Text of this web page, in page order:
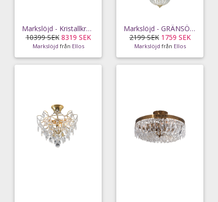
Markslöjd - Kristallkrona HIDDEN GEM 6L - Transparent
10399 SEK 8319 SEK
Markslöjd från Ellos
Markslöjd - GRÄNSÖ Krona 1L 30cm Borstad mässing/MC - Mässing
2199 SEK 1759 SEK
Markslöjd från Ellos